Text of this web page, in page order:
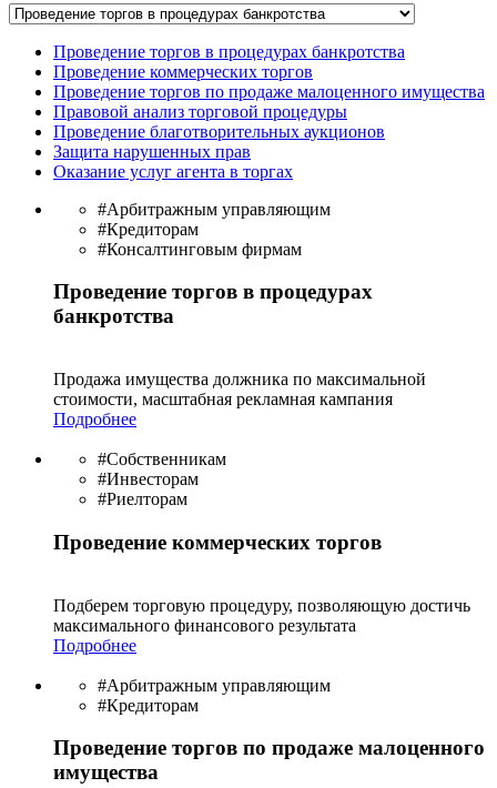
Проведение торгов в процедурах банкротства
Проведение коммерческих торгов
Проведение торгов по продаже малоценного имущества
Правовой анализ торговой процедуры
Проведение благотворительных аукционов
Защита нарушенных прав
Оказание услуг агента в торгах
#Арбитражным управляющим
#Кредиторам
#Консалтинговым фирмам
Проведение торгов в процедурах
банкротства
Продажа имущества должника по максимальной
стоимости, масштабная рекламная кампания
Подробнее
#Собственникам
#Инвесторам
#Риелторам
Проведение коммерческих торгов
Подберем торговую процедуру, позволяющую достичь
максимального финансового результата
Подробнее
#Арбитражным управляющим
#Кредиторам
Проведение торгов по продаже малоценного
имущества